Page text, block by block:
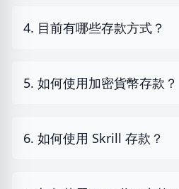
4. 目前有哪些存款方式？
5. 如何使用加密貨幣存款？
6. 如何使用 Skrill 存款？